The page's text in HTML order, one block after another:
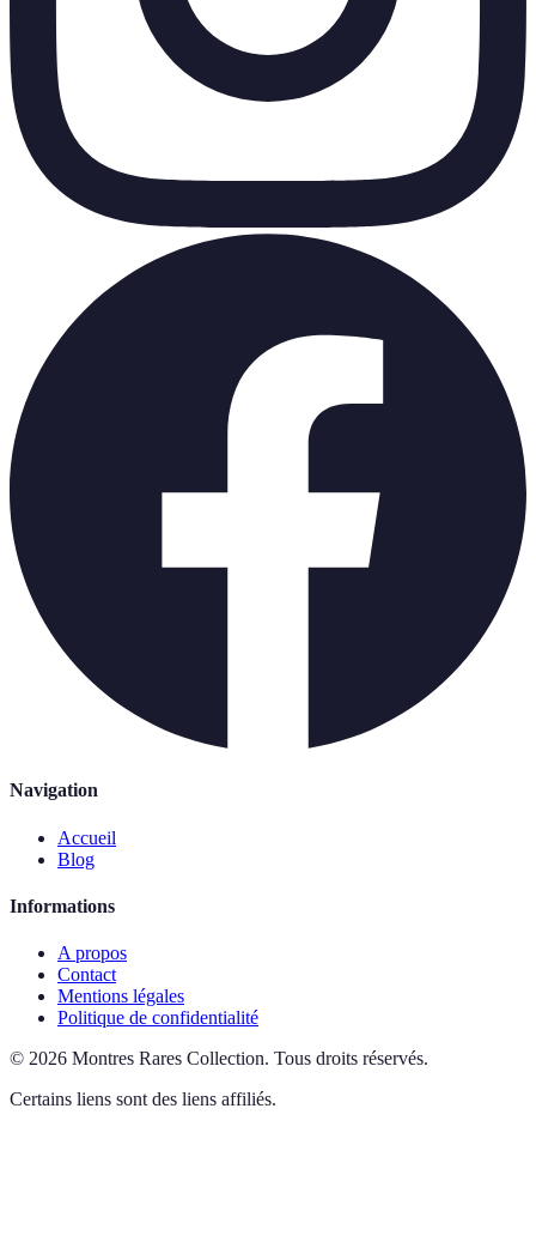
Navigation
Accueil
Blog
Informations
A propos
Contact
Mentions légales
Politique de confidentialité
© 2026 Montres Rares Collection. Tous droits réservés.
Certains liens sont des liens affiliés.